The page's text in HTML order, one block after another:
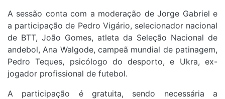
A sessão conta com a moderação de Jorge Gabriel e
a participação de Pedro Vigário, selecionador nacional
de BTT, João Gomes, atleta da Seleção Nacional de
andebol, Ana Walgode, campeã mundial de patinagem,
Pedro Teques, psicólogo do desporto, e Ukra, ex-
jogador profissional de futebol.
A participação é gratuita, sendo necessária a